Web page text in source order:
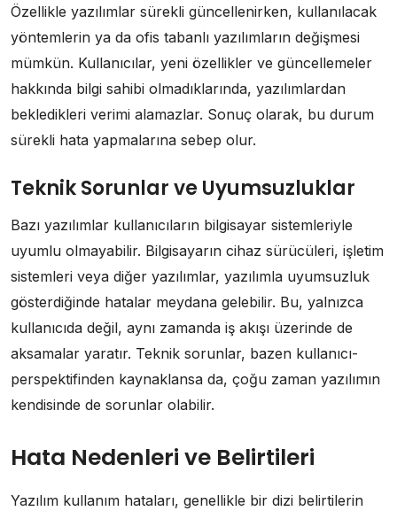
Özellikle yazılımlar sürekli güncellenirken, kullanılacak
yöntemlerin ya da ofis tabanlı yazılımların değişmesi
mümkün. Kullanıcılar, yeni özellikler ve güncellemeler
hakkında bilgi sahibi olmadıklarında, yazılımlardan
bekledikleri verimi alamazlar. Sonuç olarak, bu durum
sürekli hata yapmalarına sebep olur.
Teknik Sorunlar ve Uyumsuzluklar
Bazı yazılımlar kullanıcıların bilgisayar sistemleriyle
uyumlu olmayabilir. Bilgisayarın cihaz sürücüleri, işletim
sistemleri veya diğer yazılımlar, yazılımla uyumsuzluk
gösterdiğinde hatalar meydana gelebilir. Bu, yalnızca
kullanıcıda değil, aynı zamanda iş akışı üzerinde de
aksamalar yaratır. Teknik sorunlar, bazen kullanıcı-
perspektifinden kaynaklansa da, çoğu zaman yazılımın
kendisinde de sorunlar olabilir.
Hata Nedenleri ve Belirtileri
Yazılım kullanım hataları, genellikle bir dizi belirtilerin